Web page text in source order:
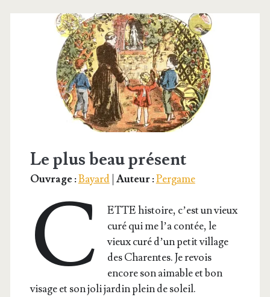
Le plus beau présent
Ouvrage :Bayard| Auteur :Pergame
C
ETTE his­toire, c’est un vieux
curé qui me l’a contée, le
vieux curé d’un petit vil­lage
des Cha­rentes. Je revois
encore son aimable et bon
visage et son joli jar­din plein de soleil.